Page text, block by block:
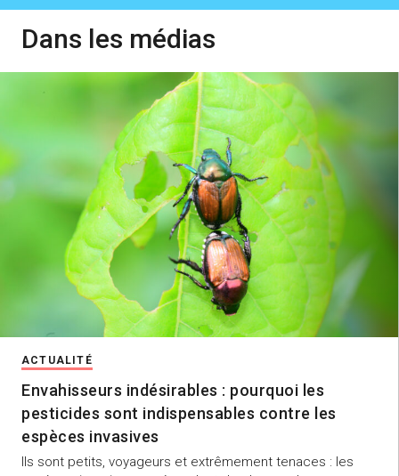
Dans les médias
ACTUALITÉ
Envahisseurs indésirables : pourquoi les
pesticides sont indispensables contre les
espèces invasives
Ils sont petits, voyageurs et extrêmement tenaces : les